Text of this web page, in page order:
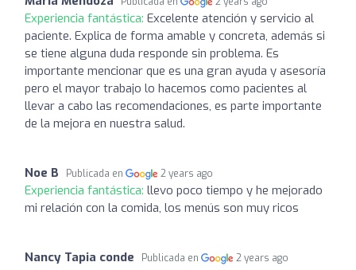
Experiencia fantástica: Excelente atención y servicio al
paciente. Explica de forma amable y concreta, además si
se tiene alguna duda responde sin problema. Es
importante mencionar que es una gran ayuda y asesoría
pero el mayor trabajo lo hacemos como pacientes al
llevar a cabo las recomendaciones, es parte importante
de la mejora en nuestra salud.
Noe B Publicada en 2 years ago
Experiencia fantástica: llevo poco tiempo y he mejorado
mi relación con la comida, los menús son muy ricos
Nancy Tapia conde Publicada en 2 years ago